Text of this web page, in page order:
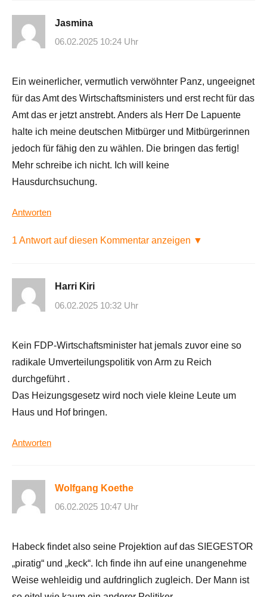
Jasmina
06.02.2025 10:24 Uhr
Ein weinerlicher, vermutlich verwöhnter Panz, ungeeignet
für das Amt des Wirtschaftsministers und erst recht für das
Amt das er jetzt anstrebt. Anders als Herr De Lapuente
halte ich meine deutschen Mitbürger und Mitbürgerinnen
jedoch für fähig den zu wählen. Die bringen das fertig!
Mehr schreibe ich nicht. Ich will keine
Hausdurchsuchung.
Antworten
1 Antwort auf diesen Kommentar anzeigen ▼
Harri Kiri
06.02.2025 10:32 Uhr
Kein FDP-Wirtschaftsminister hat jemals zuvor eine so
radikale Umverteilungspolitik von Arm zu Reich
durchgeführt .
Das Heizungsgesetz wird noch viele kleine Leute um
Haus und Hof bringen.
Antworten
Wolfgang Koethe
06.02.2025 10:47 Uhr
Habeck findet also seine Projektion auf das SIEGESTOR
„piratig“ und „keck“. Ich finde ihn auf eine unangenehme
Weise wehleidig und aufdringlich zugleich. Der Mann ist